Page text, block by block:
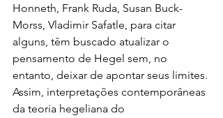
Honneth, Frank Ruda, Susan Buck-
Morss, Vladimir Safatle, para citar
alguns, têm buscado atualizar o
pensamento de Hegel sem, no
entanto, deixar de apontar seus limites.
Assim, interpretações contemporâneas
da teoria hegeliana do